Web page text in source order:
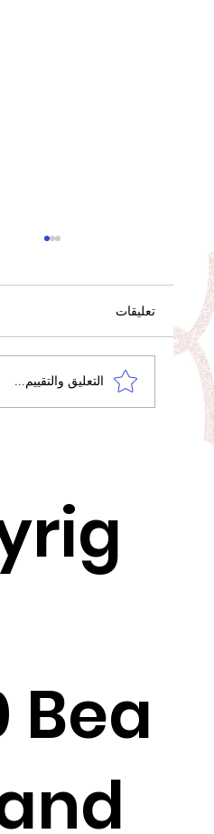
تعليقات
التعليق والتقييم...
Bea